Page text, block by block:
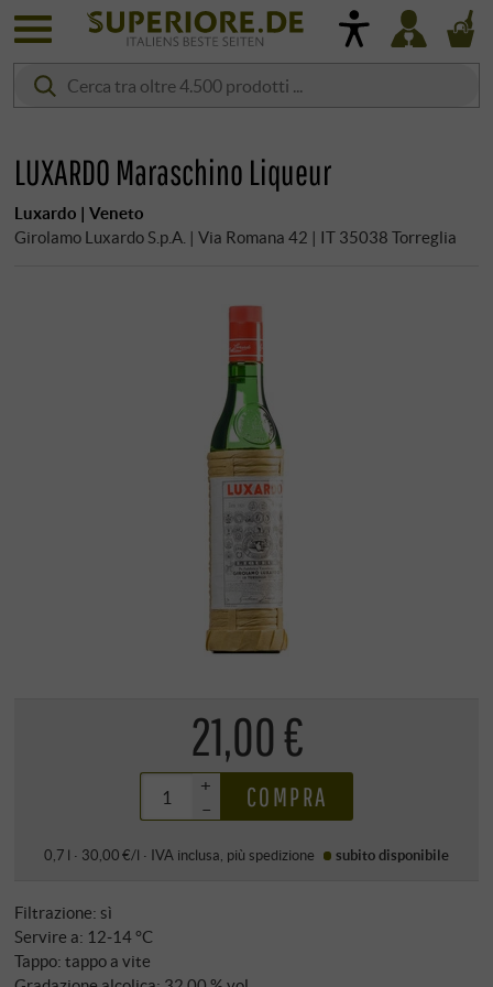
LUXARDO Maraschino Liqueur
Luxardo | Veneto
Girolamo Luxardo S.p.A. | Via Romana 42 | IT 35038 Torreglia
21,00 €
+
–
COMPRA
0,7 l · 30,00 €/l · IVA inclusa , più spedizione subito disponibile
Filtrazione: sì
Servire a: 12‑14 °C
Tappo: tappo a vite